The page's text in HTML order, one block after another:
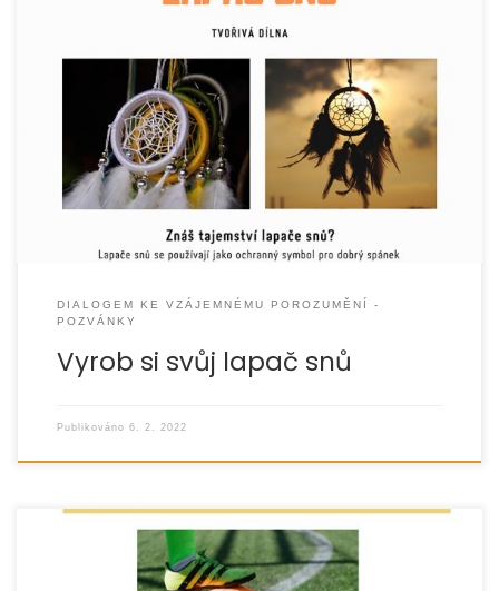
DIALOGEM KE VZÁJEMNÉMU POROZUMĚNÍ -
POZVÁNKY
Vyrob si svůj lapač snů
Publikováno 6. 2. 2022